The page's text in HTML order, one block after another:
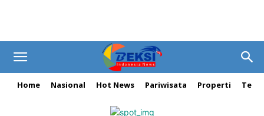
Home Nasional Hot News Pariwisata Properti